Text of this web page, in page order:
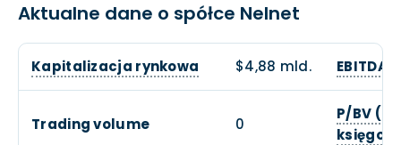
Aktualne dane o spółce Nelnet
Kapitalizacja rynkowa $4,88 mld. EBITDA
Trading volume 0
P/BV